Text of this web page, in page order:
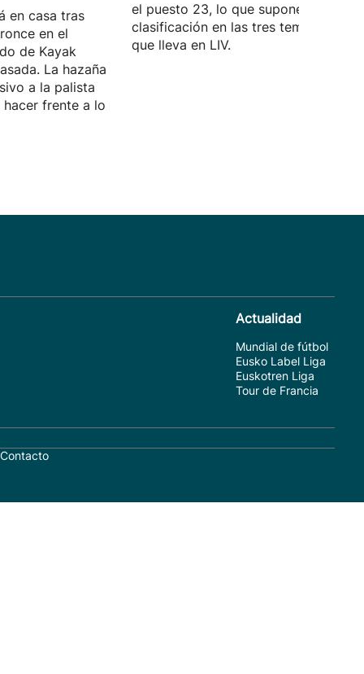
en casa tras
en el
de Kayak
La hazaña
a la palista
hacer frente a lo
el puesto 23, lo que supone su peor
clasificación en las tres temporadas
que lleva en LIV.
Actualidad
Mundial de fútbol
Eusko Label Liga
Euskotren Liga
Tour de Francia
Contacto